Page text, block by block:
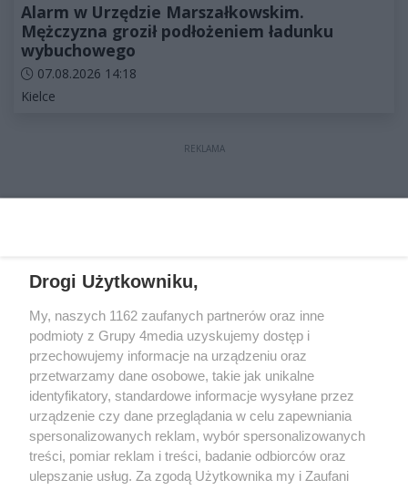
Alarm w Urzędzie Marszałkowskim.
Mężczyzna groził podłożeniem ładunku
wybuchowego
Data dodania artykułu:
07.08.2026 14:18
Kategorie artykułu:
Kielce
REKLAMA
Prywatność Reklama Redakcja Praca Kielce
Drogi Użytkowniku,
My, naszych 1162 zaufanych partnerów oraz inne
podmioty z Grupy 4media uzyskujemy dostęp i
przechowujemy informacje na urządzeniu oraz
przetwarzamy dane osobowe, takie jak unikalne
identyfikatory, standardowe informacje wysyłane przez
urządzenie czy dane przeglądania w celu zapewniania
spersonalizowanych reklam, wybór spersonalizowanych
treści, pomiar reklam i treści, badanie odbiorców oraz
ulepszanie usług. Za zgodą Użytkownika my i Zaufani